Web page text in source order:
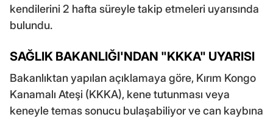
kendilerini 2 hafta süreyle takip etmeleri uyarısında
bulundu.
SAĞLIK BAKANLIĞI'NDAN "KKKA" UYARISI
Bakanlıktan yapılan açıklamaya göre, Kırım Kongo
Kanamalı Ateşi (KKKA), kene tutunması veya
keneyle temas sonucu bulaşabiliyor ve can kaybına